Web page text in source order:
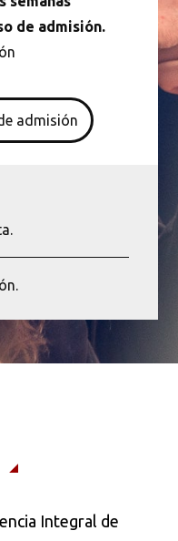
de admisión.
admisión
Integral de